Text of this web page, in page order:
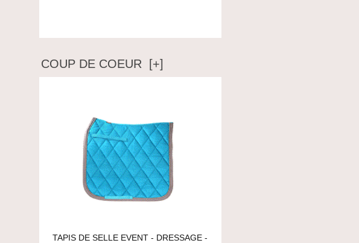
COUP DE COEUR [+]
TAPIS DE SELLE EVENT - DRESSAGE -